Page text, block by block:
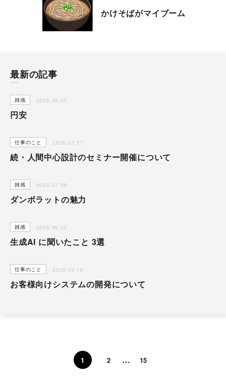
かけそばがマイブーム
最新の記事
雑感 2026.08.05
円安
仕事のこと 2026.07.17
続・人間中心設計のセミナー開催について
雑感 2026.07.08
ダンボラットの魅力
雑感 2026.06.25
生成AI に聞いたこと 3選
仕事のこと 2026.06.10
お客様向けシステムの開発について
1 2 … 15
シナプストップへ
サービス紹介
シナプス技術者ブログ
シナプスの仕事と
採用情報
採用エントリー
アクセス
沿革
お知らせ
公式Facebook
プライバシーポリシー